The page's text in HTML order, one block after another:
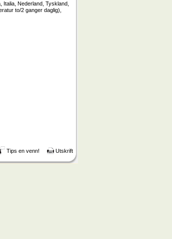
Nederland, Tyskland,
to/2 ganger daglig),
Tips en venn! Utskrift